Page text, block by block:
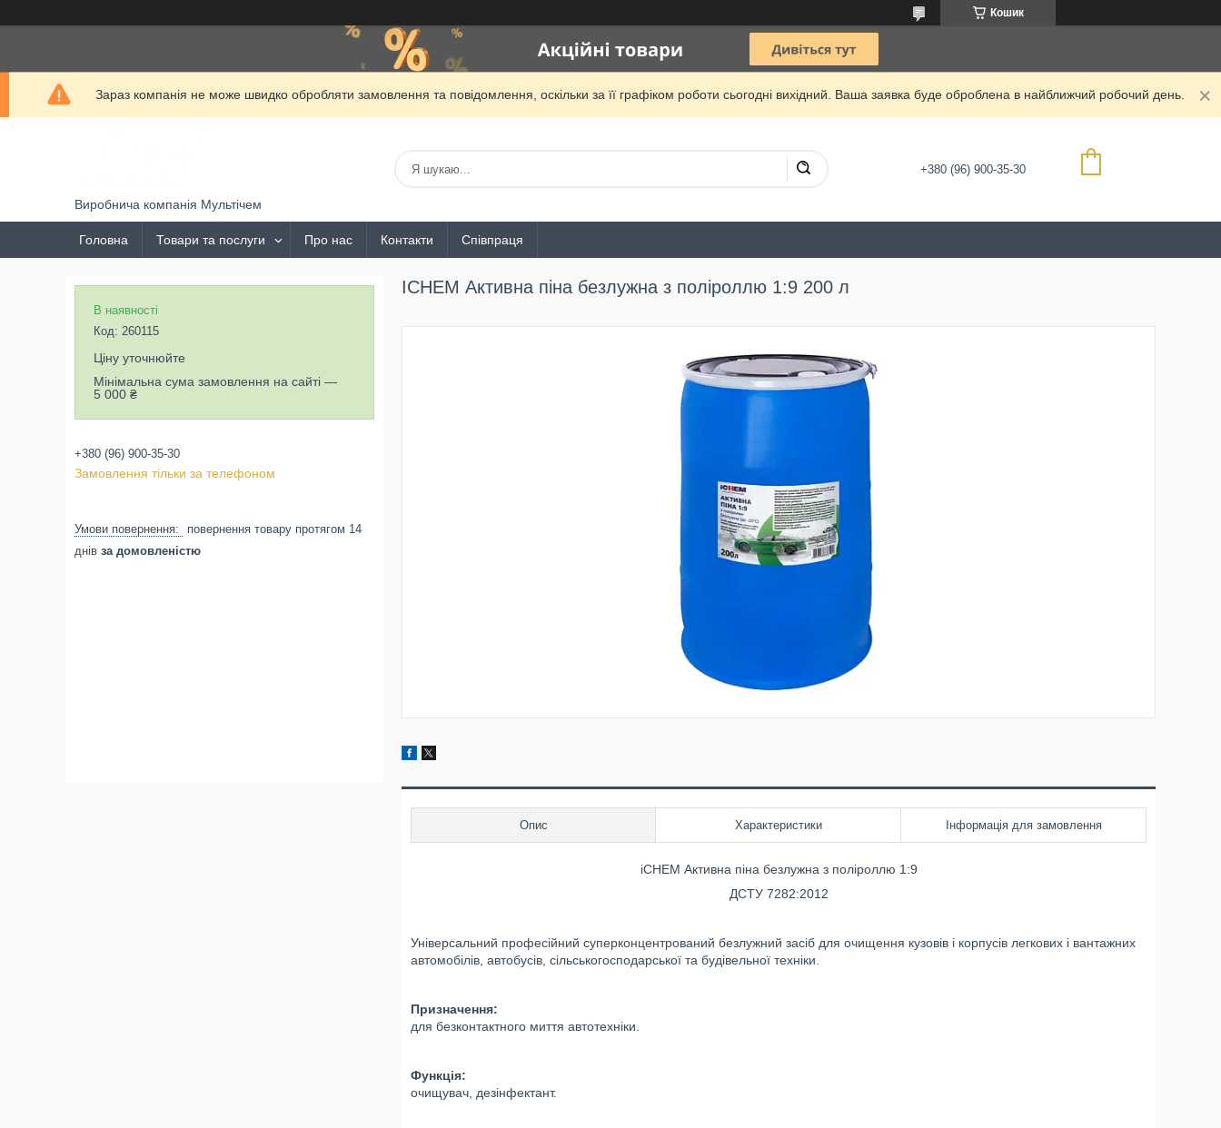
Кошик
Зараз компанія не може швидко обробляти замовлення та повідомлення, оскільки за її графіком роботи сьогодні вихідний. Ваша заявка буде оброблена в найближчий робочий день.
Виробнича компанія Мультічем
+380 (96) 900-35-30
Головна Товари та послуги Про нас Контакти Співпраця
ICHEM Активна піна безлужна з поліроллю 1:9 200 л
Опис Характеристики Інформація для замовлення
iCHEM Активна піна безлужна з поліроллю 1:9
ДСТУ 7282:2012
Універсальний професійний суперконцентрований безлужний засіб для очищення кузовів і корпусів легкових і вантажних
автомобілів, автобусів, сільськогосподарської та будівельної техніки.
Призначення:
для безконтактного миття автотехніки.
Функція:
очищувач, дезінфектант.
В наявності
Код: 260115
Ціну уточнюйте
Мінімальна сума замовлення на сайті —
5 000 ₴
+380 (96) 900-35-30
Замовлення тільки за телефоном
повернення товару протягом 14
днів за домовленістю